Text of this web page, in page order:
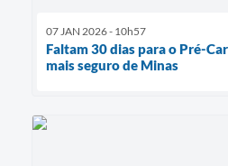
07 JAN 2026 - 10h57
Faltam 30 dias para o Pré-
mais seguro de Minas